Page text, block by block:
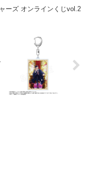
ーズ オンラインくじvol.2